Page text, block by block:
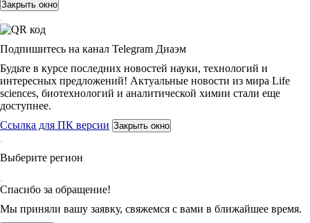
Закрыть окно
Подпишитесь на канал Telegram Диаэм
Будьте в курсе последних новостей науки, технологий и
интересных предложений! Актуальные новости из мира Life
sciences, биотехнологий и аналитической химии стали еще
доступнее.
Ссылка для ПК версии Закрыть окно
Выберите регион
Спасибо за обращение!
Мы приняли вашу заявку, свяжемся с вами в ближайшее время.